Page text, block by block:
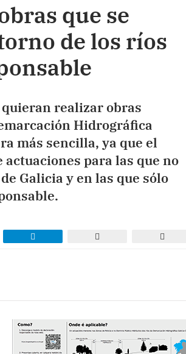
que se
de los ríos
realizar obras
Hidrográfica
más sencilla, ya que el
para las que no
Galicia y en las que sólo